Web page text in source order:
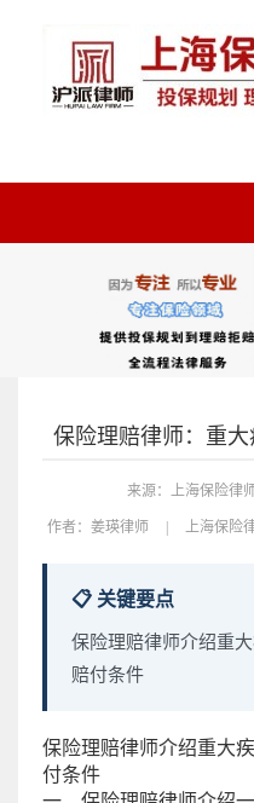
保险理赔律师：重
来源：上海保险律
作者： 姜瑛律师 | 上海保险
📋 关键要点
保险理赔律师介绍重
赔付条件
保险理赔律师介绍重大
付条件